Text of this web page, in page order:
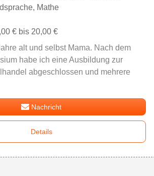
Mathe
€ bis 20,00 €
alt und selbst Mama. Nach dem
habe ich eine Ausbildung zur
abgeschlossen und mehrere
Nachricht
Details